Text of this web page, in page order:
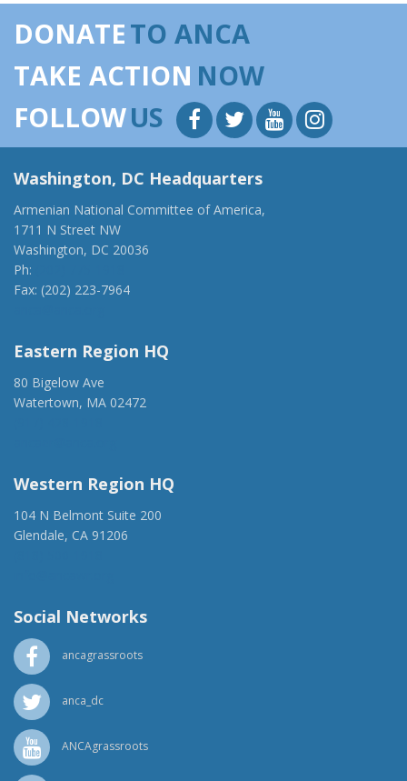
DONATETO ANCA
TAKE ACTION NOW
FOLLOWUS
Washington, DC Headquarters
Armenian National Committee of America,
1711 N Street NW
Washington, DC 20036
Ph:
Fax: (202) 223-7964
Eastern Region HQ
80 Bigelow Ave
Watertown, MA 02472
Western Region HQ
104 N Belmont Suite 200
Glendale, CA 91206
Social Networks
ancagrassroots
anca_dc
ANCAgrassroots